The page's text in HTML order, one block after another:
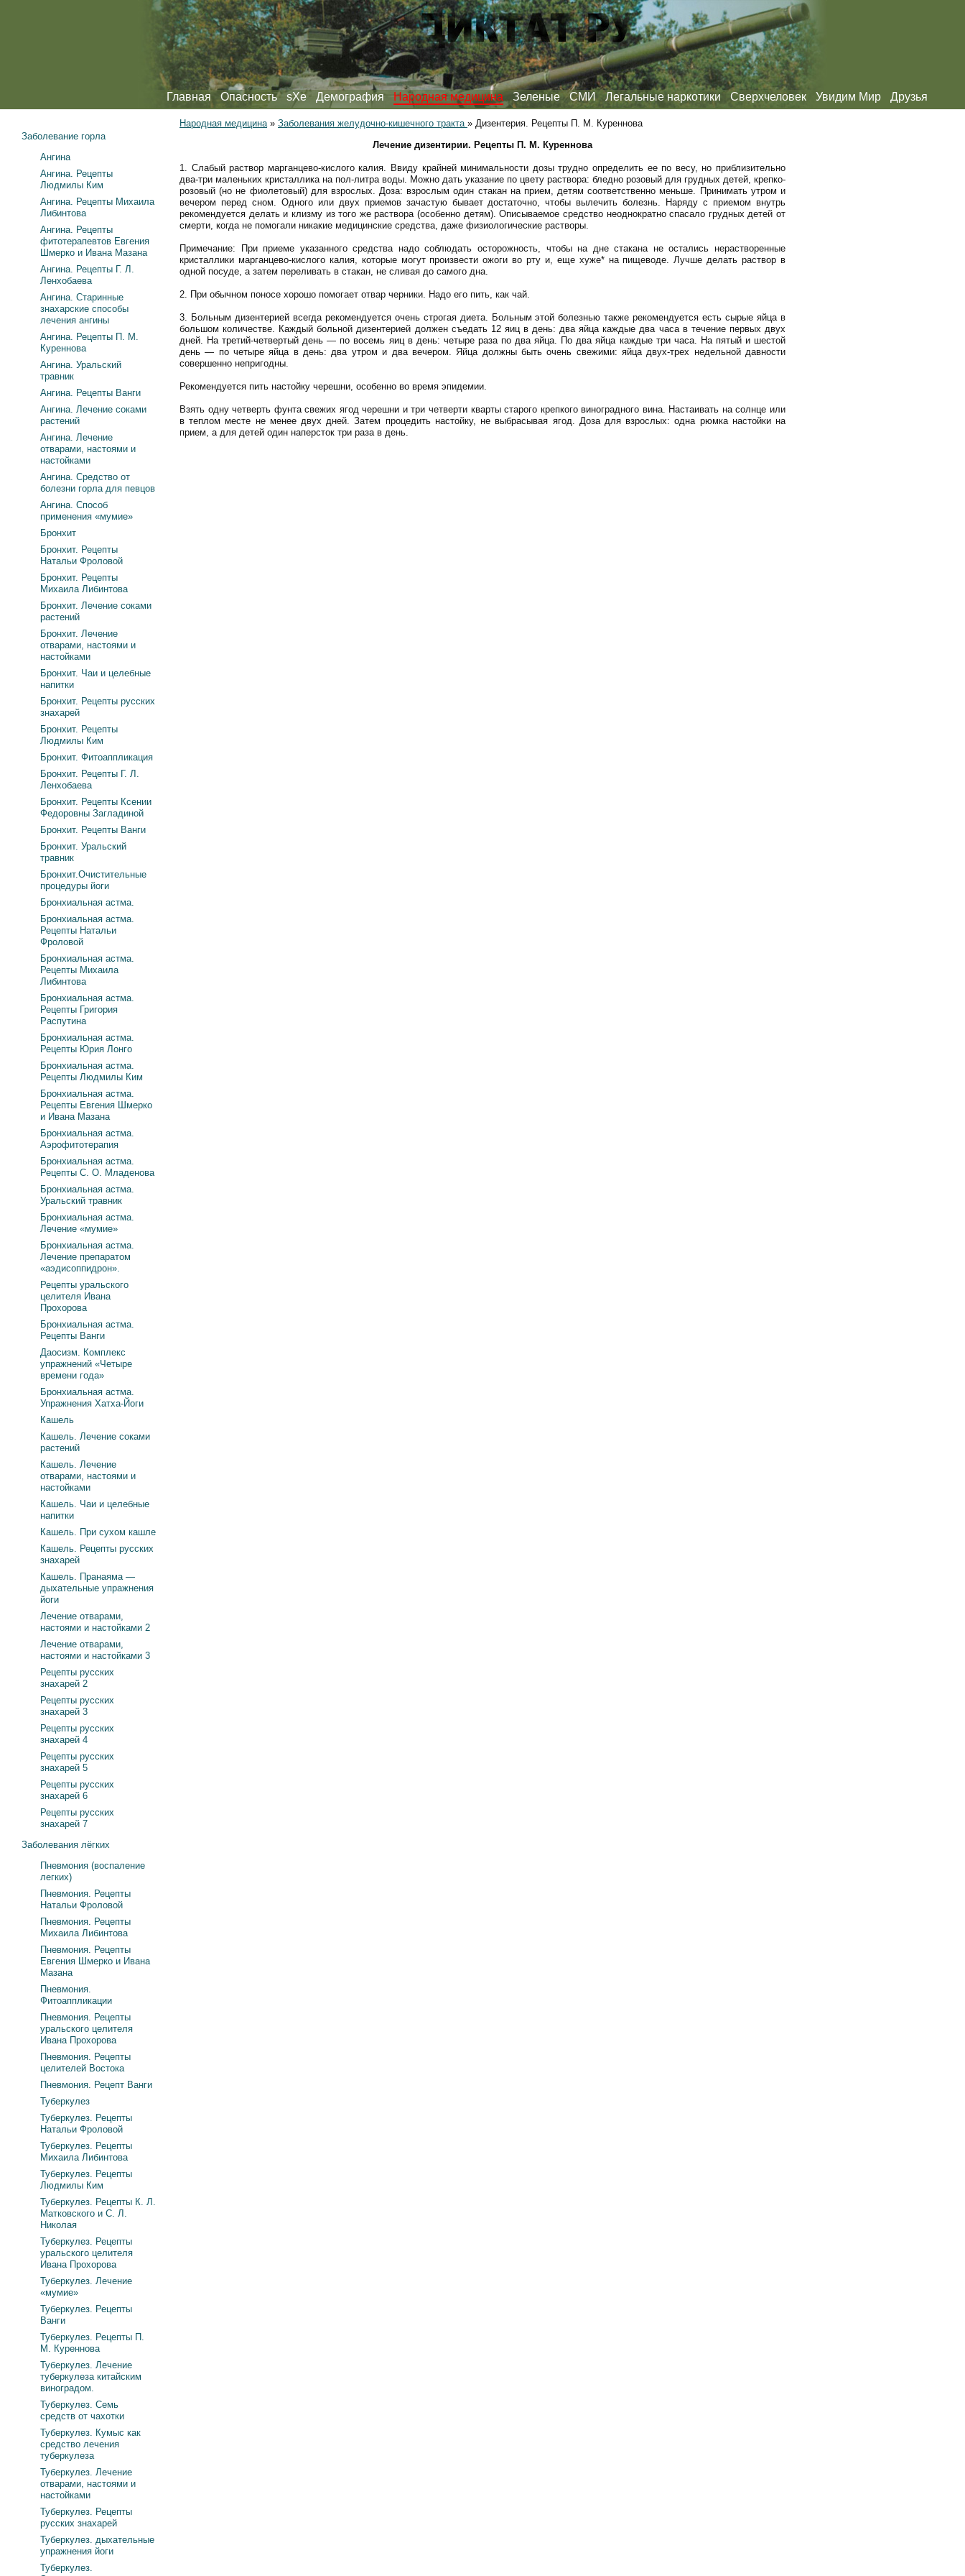
Главная Опасность sXe Демография Народная медицина Зеленые СМИ Легальные наркотики Сверхчеловек Увидим Мир Друзья
Народная медицина» Заболевания желудочно-кишечного тракта » Дизентерия. Рецепты П. М. Куреннова
Лечение дизентирии. Рецепты П. М. Куреннова
1. Слабый раствор марганцево-кислого калия. Ввиду крайней минимальности дозы трудно определить ее по весу, но приблизительно
два-три маленьких кристаллика на пол-литра воды. Можно дать указание по цвету раствора: бледно розовый для грудных детей, крепко-
розовый (но не фиолетовый) для взрослых. Доза: взрослым один стакан на прием, детям соответственно меньше. Принимать утром и
вечером перед сном. Одного или двух приемов зачастую бывает достаточно, чтобы вылечить болезнь. Наряду с приемом внутрь
рекомендуется делать и клизму из того же раствора (особенно детям). Описываемое средство неоднократно спасало грудных детей от
смерти, когда не помогали никакие медицинские средства, даже физиологические растворы.
Примечание: При приеме указанного средства надо соблюдать осторожность, чтобы на дне стакана не остались нерастворенные
кристаллики марганцево-кислого калия, которые могут произвести ожоги во рту и, еще хуже* на пищеводе. Лучше делать раствор в
одной посуде, а затем переливать в стакан, не сливая до самого дна.
2. При обычном поносе хорошо помогает отвар черники. Надо его пить, как чай.
3. Больным дизентерией всегда рекомендуется очень строгая диета. Больным этой болезнью также рекомендуется есть сырые яйца в
большом количестве. Каждый больной дизентерией должен съедать 12 яиц в день: два яйца каждые два часа в течение первых двух
дней. На третий-четвертый день — по восемь яиц в день: четыре раза по два яйца. По два яйца каждые три часа. На пятый и шестой
день — по четыре яйца в день: два утром и два вечером. Яйца должны быть очень свежими: яйца двух-трех недельной давности
совершенно непригодны.
Рекомендуется пить настойку черешни, особенно во время эпидемии.
Взять одну четверть фунта свежих ягод черешни и три четверти кварты старого крепкого виноградного вина. Настаивать на солнце или
в теплом месте не менее двух дней. Затем процедить настойку, не выбрасывая ягод. Доза для взрослых: одна рюмка настойки на
прием, а для детей один наперсток три раза в день.
Заболевание горла
Ангина
Ангина. Рецепты
Людмилы Ким
Ангина. Рецепты Михаила
Либинтова
Ангина. Рецепты
фитотерапевтов Евгения
Шмерко и Ивана Мазана
Ангина. Рецепты Г. Л.
Ленхобаева
Ангина. Старинные
знахарские способы
лечения ангины
Ангина. Рецепты П. М.
Куреннова
Ангина. Уральский
травник
Ангина. Рецепты Ванги
Ангина. Лечение соками
растений
Ангина. Лечение
отварами, настоями и
настойками
Ангина. Средство от
болезни горла для певцов
Ангина. Способ
применения «мумие»
Бронхит
Бронхит. Рецепты
Натальи Фроловой
Бронхит. Рецепты
Михаила Либинтова
Бронхит. Лечение соками
растений
Бронхит. Лечение
отварами, настоями и
настойками
Бронхит. Чаи и целебные
напитки
Бронхит. Рецепты русских
знахарей
Бронхит. Рецепты
Людмилы Ким
Бронхит. Фитоаппликация
Бронхит. Рецепты Г. Л.
Ленхобаева
Бронхит. Рецепты Ксении
Федоровны Загладиной
Бронхит. Рецепты Ванги
Бронхит. Уральский
травник
Бронхит.Очистительные
процедуры йоги
Бронхиальная астма.
Бронхиальная астма.
Рецепты Натальи
Фроловой
Бронхиальная астма.
Рецепты Михаила
Либинтова
Бронхиальная астма.
Рецепты Григория
Распутина
Бронхиальная астма.
Рецепты Юрия Лонго
Бронхиальная астма.
Рецепты Людмилы Ким
Бронхиальная астма.
Рецепты Евгения Шмерко
и Ивана Мазана
Бронхиальная астма.
Аэрофитотерапия
Бронхиальная астма.
Рецепты С. О. Младенова
Бронхиальная астма.
Уральский травник
Бронхиальная астма.
Лечение «мумие»
Бронхиальная астма.
Лечение препаратом
«аэдисоппидрон».
Рецепты уральского
целителя Ивана
Прохорова
Бронхиальная астма.
Рецепты Ванги
Даосизм. Комплекс
упражнений «Четыре
времени года»
Бронхиальная астма.
Упражнения Хатха-Йоги
Кашель
Кашель. Лечение соками
растений
Кашель. Лечение
отварами, настоями и
настойками
Кашель. Чаи и целебные
напитки
Кашель. При сухом кашле
Кашель. Рецепты русских
знахарей
Кашель. Пранаяма —
дыхательные упражнения
йоги
Лечение отварами,
настоями и настойками 2
Лечение отварами,
настоями и настойками 3
Рецепты русских
знахарей 2
Рецепты русских
знахарей 3
Рецепты русских
знахарей 4
Рецепты русских
знахарей 5
Рецепты русских
знахарей 6
Рецепты русских
знахарей 7
Заболевания лёгких
Пневмония (воспаление
легких)
Пневмония. Рецепты
Натальи Фроловой
Пневмония. Рецепты
Михаила Либинтова
Пневмония. Рецепты
Евгения Шмерко и Ивана
Мазана
Пневмония.
Фитоаппликации
Пневмония. Рецепты
уральского целителя
Ивана Прохорова
Пневмония. Рецепты
целителей Востока
Пневмония. Рецепт Ванги
Туберкулез
Туберкулез. Рецепты
Натальи Фроловой
Туберкулез. Рецепты
Михаила Либинтова
Туберкулез. Рецепты
Людмилы Ким
Туберкулез. Рецепты К. Л.
Матковского и С. Л.
Николая
Туберкулез. Рецепты
уральского целителя
Ивана Прохорова
Туберкулез. Лечение
«мумие»
Туберкулез. Рецепты
Ванги
Туберкулез. Рецепты П.
М. Куреннова
Туберкулез. Лечение
туберкулеза китайским
виноградом.
Туберкулез. Семь
средств от чахотки
Туберкулез. Кумыс как
средство лечения
туберкулеза
Туберкулез. Лечение
отварами, настоями и
настойками
Туберкулез. Рецепты
русских знахарей
Туберкулез. дыхательные
упражнения йоги
Туберкулез.